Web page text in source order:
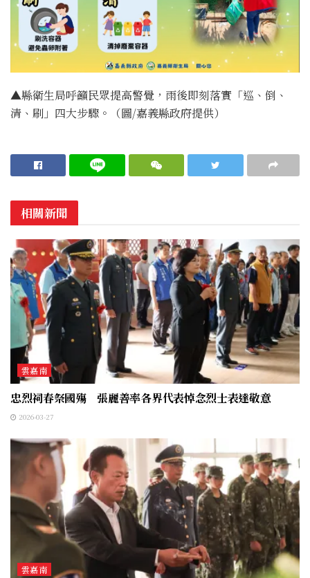
▲縣衛生局呼籲民眾提高警覺，雨後即刻落實「巡、倒、
清、刷」四大步驟。（圖/嘉義縣政府提供）
相關新聞
雲嘉南
忠烈祠春祭國殤 張麗善率各界代表悼念烈士表達敬意
2026-03-27
雲嘉南